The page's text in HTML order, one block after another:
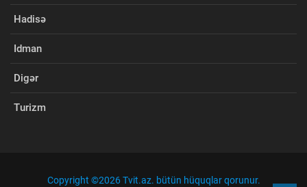
Hadisə
Idman
Digər
Turizm
Copyright ©2026 Tvit.az. bütün hüquqlar qorunur.